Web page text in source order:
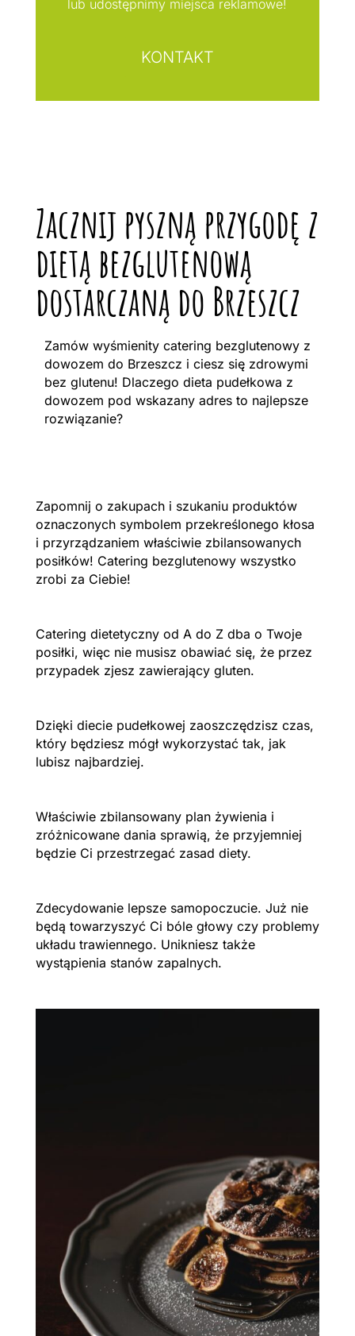
lub udostępnimy miejsca reklamowe!
KONTAKT
Zacznij pyszną przygodę z
dietą bezglutenową
dostarczaną do Brzeszcz
Zamów wyśmienity catering bezglutenowy z
dowozem do Brzeszcz i ciesz się zdrowymi
bez glutenu! Dlaczego dieta pudełkowa z
dowozem pod wskazany adres to najlepsze
rozwiązanie?
Zapomnij o zakupach i szukaniu produktów
oznaczonych symbolem przekreślonego kłosa
i przyrządzaniem właściwie zbilansowanych
posiłków! Catering bezglutenowy wszystko
zrobi za Ciebie!
Catering dietetyczny od A do Z dba o Twoje
posiłki, więc nie musisz obawiać się, że przez
przypadek zjesz zawierający gluten.
Dzięki diecie pudełkowej zaoszczędzisz czas,
który będziesz mógł wykorzystać tak, jak
lubisz najbardziej.
Właściwie zbilansowany plan żywienia i
zróżnicowane dania sprawią, że przyjemniej
będzie Ci przestrzegać zasad diety.
Zdecydowanie lepsze samopoczucie. Już nie
będą towarzyszyć Ci bóle głowy czy problemy
układu trawiennego. Unikniesz także
wystąpienia stanów zapalnych.